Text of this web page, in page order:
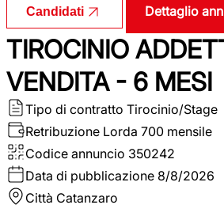
Candidati Dettaglio
TIROCINIO
VENDITA - 6 MESI
Tipo di contratto Tirocinio/Stage
Retribuzione Lorda 700 mensile
Codice annuncio 350242
Data di pubblicazione 8/8/2026
Città Catanzaro